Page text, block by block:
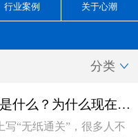
行业案例 关于心潮
分类 
无纸通关到底是什么？为什么现在基本都是无纸申报✅
写“无纸通关”，很多人不